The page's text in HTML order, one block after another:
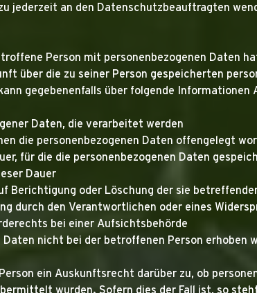
jederzeit an den Datenschutzbeauftragten
Person mit personenbezogenen Daten
über die zu seiner Person gespeicherten
gegebenenfalls über folgende Informationen
Daten, die verarbeitet werden
die personenbezogenen Daten offengelegt
für die die personenbezogenen Daten
Dauer
Berichtigung oder Löschung der sie
durch den Verantwortlichen oder eines
bei einer Aufsichtsbehörde
Daten nicht bei der betroffenen Person erhoben
ein Auskunftsrecht darüber zu, ob
wurden. Sofern dies der Fall ist, so